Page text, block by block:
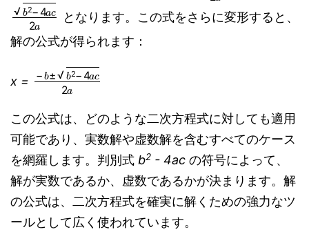
b2−4a a
となります。この式をさらに変形すると、
解の公式が得られます：
x =
b±b2−4
この公式は、どのような二次方程式に対しても適用
可能であり、実数解や虚数解を含むすべてのケース
を網羅します。判別式 b2 - 4ac の符号によって、
解が実数であるか、虚数であるかが決まります。解
の公式は、二次方程式を確実に解くための強力なツ
ールとして広く使われています。